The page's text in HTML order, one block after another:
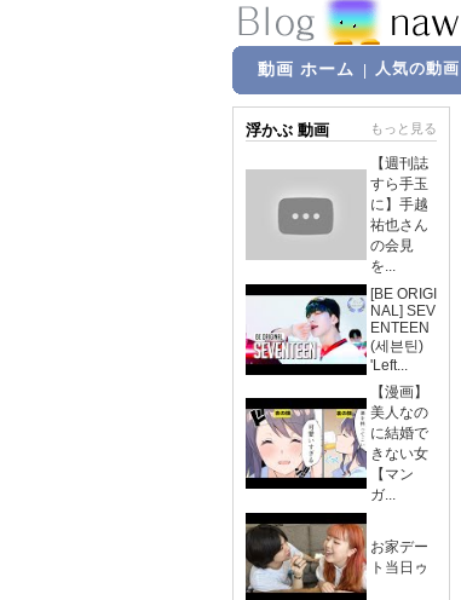
動画 ホーム 人気の動画
浮かぶ 動画 もっと見る
【週刊誌
すら手玉
に】手越
祐也さん
の会見
を...
[BE ORIGI
NAL] SEV
ENTEEN
(세븐틴)
'Left...
【漫画】
美人なの
に結婚で
きない女
【マン
ガ...
お家デー
ト当日ゥ